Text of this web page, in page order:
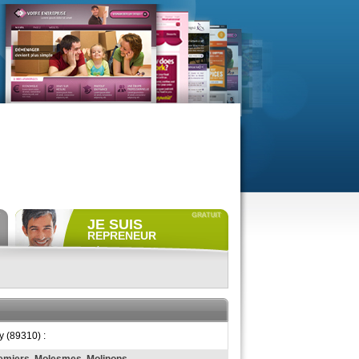
JE SUIS
REPRENEUR
Déposer gratuitementune
ACCÈS REPRENEUR
(89310) :